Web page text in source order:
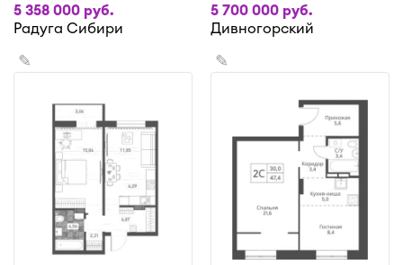
5 358 000 руб.
Радуга Сибири
5 700 000 руб.
Дивногорский
✎ ✎